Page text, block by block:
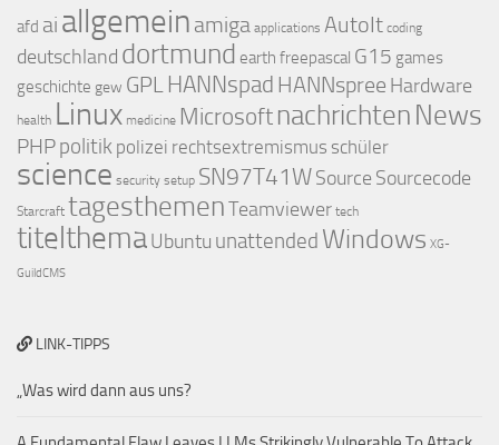
afd ai allgemein amiga applications AutoIt coding
deutschland dortmund earth freepascal G15 games
geschichte gew GPL HANNspad HANNspree Hardware
health Linux medicine Microsoft nachrichten News
PHPpolitik polizei rechtsextremismus schüler
science security setup SN97T41WSource Sourcecode
Starcraft tagesthemenTeamviewer tech
titelthemaUbuntu unattended Windows XG-
GuildCMS
LINK-TIPPS
„Was wird dann aus uns?